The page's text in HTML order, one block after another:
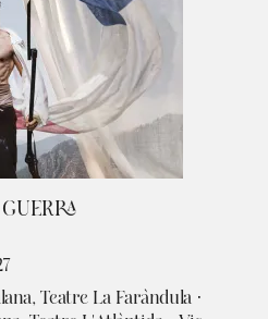
Teatre La Faràndula ·